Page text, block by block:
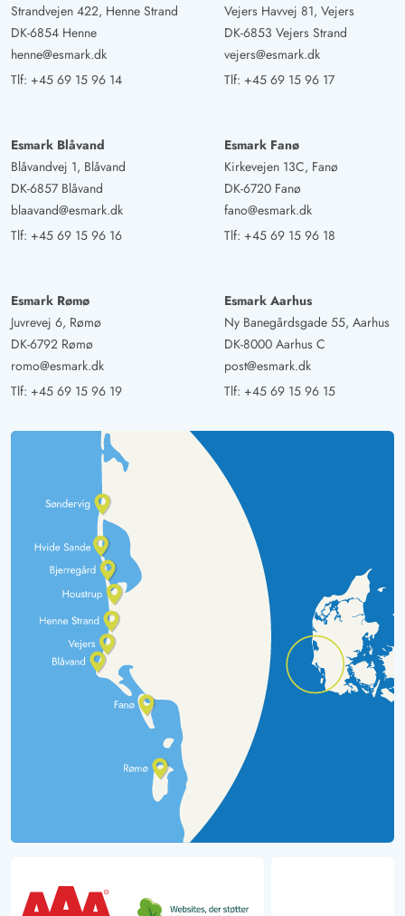
Strandvejen 422, Henne Strand
DK-6854 Henne
henne@esmark.dk
Tlf: +45 69 15 96 14
Vejers Havvej 81, Vejers
DK-6853 Vejers Strand
vejers@esmark.dk
Tlf: +45 69 15 96 17
Esmark Blåvand
Blåvandvej 1, Blåvand
DK-6857 Blåvand
blaavand@esmark.dk
Tlf: +45 69 15 96 16
Esmark Fanø
Kirkevejen 13C, Fanø
DK-6720 Fanø
fano@esmark.dk
Tlf: +45 69 15 96 18
Esmark Rømø
Juvrevej 6, Rømø
DK-6792 Rømø
romo@esmark.dk
Tlf: +45 69 15 96 19
Esmark Aarhus
Ny Banegårdsgade 55, Aarhus
DK-8000 Aarhus C
post@esmark.dk
Tlf: +45 69 15 96 15